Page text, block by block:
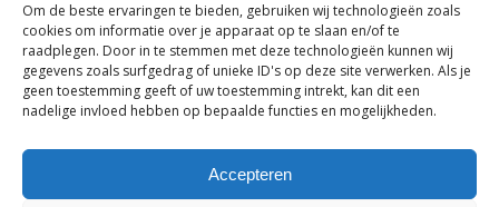
Om de beste ervaringen te bieden, gebruiken wij technologieën zoals
cookies om informatie over je apparaat op te slaan en/of te
raadplegen. Door in te stemmen met deze technologieën kunnen wij
gegevens zoals surfgedrag of unieke ID's op deze site verwerken. Als je
geen toestemming geeft of uw toestemming intrekt, kan dit een
nadelige invloed hebben op bepaalde functies en mogelijkheden.
Accepteren
© 2026 Van der Bel Las en Radiateurenbedrijf.
Privacyverklaring|Cookiebeleid|Retourbeleid|
Algemene voorwaarden voor consumenten